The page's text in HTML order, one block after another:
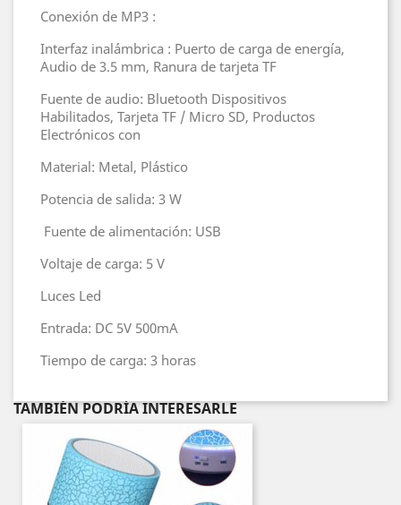
Conexión de MP3 :
Interfaz inalámbrica : Puerto de carga de energía,
Audio de 3.5 mm, Ranura de tarjeta TF
Fuente de audio: Bluetooth Dispositivos
Habilitados, Tarjeta TF / Micro SD, Productos
Electrónicos con
Material: Metal, Plástico
Potencia de salida: 3 W
Fuente de alimentación: USB
Voltaje de carga: 5 V
Luces Led
Entrada: DC 5V 500mA
Tiempo de carga: 3 horas
TAMBIÉN PODRÍA INTERESARLE